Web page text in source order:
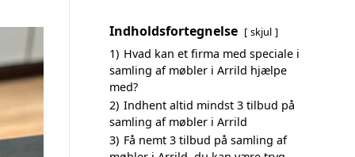
Indholdsfortegnelse skjul
1) Hvad kan et firma med speciale i
samling af møbler i Arrild hjælpe
med?
2) Indhent altid mindst 3 tilbud på
samling af møbler i Arrild
3) Få nemt 3 tilbud på samling af